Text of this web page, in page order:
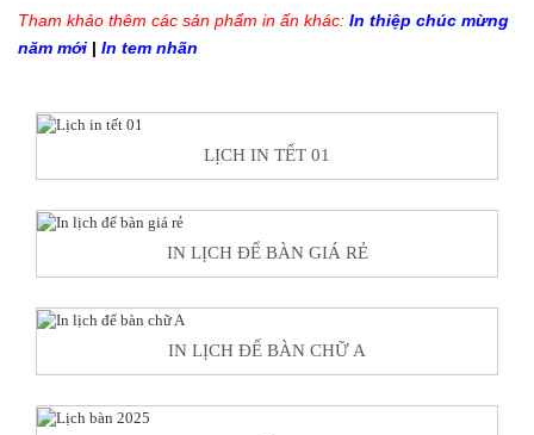
Tham khảo thêm các sản phẩm in ấn khác: In thiệp chúc mừng
năm mới | In tem nhãn
LỊCH IN TẾT 01
IN LỊCH ĐỂ BÀN GIÁ RẺ
IN LỊCH ĐỂ BÀN CHỮ A